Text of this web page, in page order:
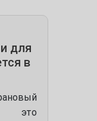
для
в
это